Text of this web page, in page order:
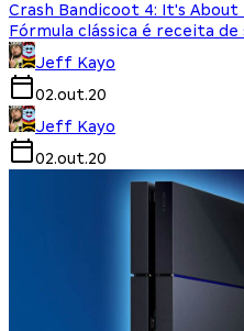
Crash Bandicoot 4: It's About
Fórmula clássica é receita de
Jeff Kayo
02.out.20
Jeff Kayo
02.out.20